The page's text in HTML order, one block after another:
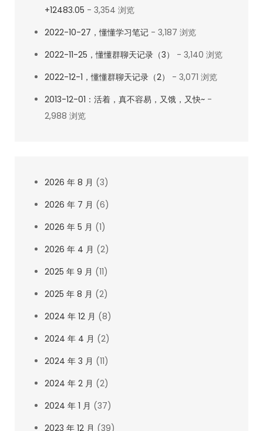
+12483.05 - 3,354 浏览
2022-10-27，懂懂学习笔记 - 3,187 浏览
2022-11-25，懂懂群聊天记录（3）
- 3,140 浏览
2022-12-1，懂懂群聊天记录（2）
- 3,071 浏览
2013-12-01：活着，真不容易，又饿，又快~ -
2,988 浏览
2026 年 8 月 (3)
2026 年 7 月 (6)
2026 年 5 月 (1)
2026 年 4 月 (2)
2025 年 9 月 (11)
2025 年 8 月 (2)
2024 年 12 月 (8)
2024 年 4 月 (2)
2024 年 3 月 (11)
2024 年 2 月 (2)
2024 年 1 月 (37)
2023 年 12 月 (39)